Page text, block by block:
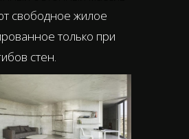
свободное жилое
только при
стен.